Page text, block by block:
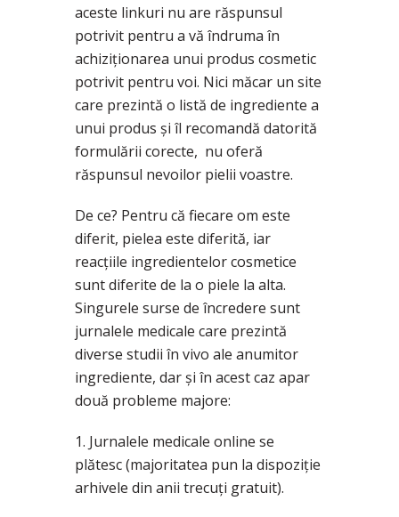
aceste linkuri nu are răspunsul
potrivit pentru a vă îndruma în
achiziționarea unui produs cosmetic
potrivit pentru voi. Nici măcar un site
care prezintă o listă de ingrediente a
unui produs și îl recomandă datorită
formulării corecte, nu oferă
răspunsul nevoilor pielii voastre.
De ce? Pentru că fiecare om este
diferit, pielea este diferită, iar
reacțiile ingredientelor cosmetice
sunt diferite de la o piele la alta.
Singurele surse de încredere sunt
jurnalele medicale care prezintă
diverse studii în vivo ale anumitor
ingrediente, dar și în acest caz apar
două probleme majore:
1. Jurnalele medicale online se
plătesc (majoritatea pun la dispoziție
arhivele din anii trecuți gratuit).